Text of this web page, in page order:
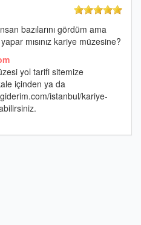
bazılarını gördüm ama
mısınız kariye müzesine?
yol tarifi sitemize
içinden ya da
istanbul/kariye-